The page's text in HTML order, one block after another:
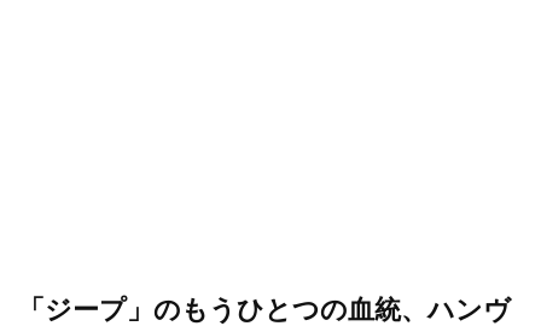
「ジープ」のもうひとつの血統、ハンヴ